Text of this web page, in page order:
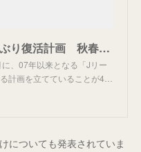
Jリーグオールスター 19年ぶり復活計画 秋春制移行直前「0.5シーズン」終了後の26年6月有力 - スポニチ Sponichi Annex サッカー
、07年以来となる「Jリー
計画を立てていることが4…
についても発表されていま